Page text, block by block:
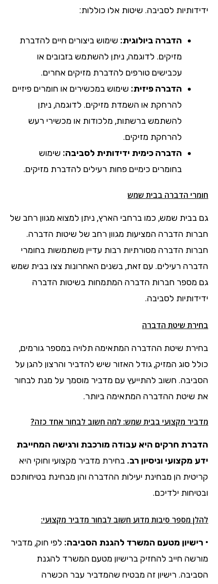
ידידותיות לסביבה. שיטות אלו כוללות:
הדברה ביולוגית: שימוש ביצורים חיים להדברת
מזיקים. לדוגמה, ניתן להשתמש בזבובים או
עכבישים טורפים להדברת מזיקים אחרים.
הדברה פיזית: שימוש במכשירים או חומרים פיזיים
להרחקת או השמדת מזיקים. לדוגמה, ניתן
להשתמש ברשתות, מלכודות או מכשירי רעש
להרחקת מזיקים.
הדברה כימית ידידותית לסביבה: שימוש
בחומרים כימיים פחות רעילים להדברת מזיקים.
חומרי הדברה בבית שמש
גם בבית שמש, כמו ברחבי הארץ, ניתן למצוא מגוון רחב של
חברות הדברה המציעות מגוון רחב של שיטות הדברה.
חברות הדברה מסורתיות רבות עדיין משתמשות בחומרי
הדברה רעילים. עם זאת, בשנים האחרונות צצו בבית שמש
גם מספר חברות הדברה המתמחות בשיטות הדברה
ידידותיות לסביבה.
בחירת שיטת הדברה
בחירת שיטת ההדברה המתאימה תלויה במספר גורמים,
כולל סוג המזיק, גודל האזור שיש להדביר והרצון להגן על
הסביבה. חשוב להתייעץ עם מדביר מוסמך על מנת לבחור
את שיטת ההדברה המתאימה ביותר.
מדביר מקצועי בבית שמש: למה חשוב לבחור אחד כזה?
הדברת חרקים היא עבודה מורכבת ורגישה המחייבת
ידע מקצועי וניסיון רב. בחירת מדביר מקצועי וחוקי היא
קריטית הן מבחינת יעילות ההדברה והן מבחינת בטיחותכם
ובטיחות ילדיכם.
להלן מספר סיבות מדוע חשוב לבחור מדביר מקצועי:
• רישיון מטעם המשרד להגנת הסביבה: לפי חוק, מדביר
מורשה חייב להחזיק ברישיון מטעם המשרד להגנת
הסביבה. רישיון זה מבטיח שהמדביר עבר הכשרה